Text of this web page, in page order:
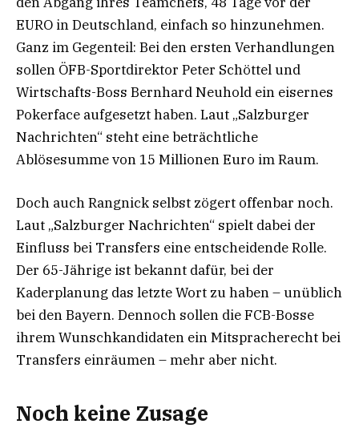
EURO in Deutschland, einfach so hinzunehmen.
Ganz im Gegenteil: Bei den ersten Verhandlungen
sollen ÖFB-Sportdirektor Peter Schöttel und
Wirtschafts-Boss Bernhard Neuhold ein eisernes
Pokerface aufgesetzt haben. Laut „Salzburger
Nachrichten“ steht eine beträchtliche
Ablösesumme von 15 Millionen Euro im Raum.
Doch auch Rangnick selbst zögert offenbar noch.
Laut „Salzburger Nachrichten“ spielt dabei der
Einfluss bei Transfers eine entscheidende Rolle.
Der 65-Jährige ist bekannt dafür, bei der
Kaderplanung das letzte Wort zu haben – unüblich
bei den Bayern. Dennoch sollen die FCB-Bosse
ihrem Wunschkandidaten ein Mitspracherecht bei
Transfers einräumen – mehr aber nicht.
Noch keine Zusage